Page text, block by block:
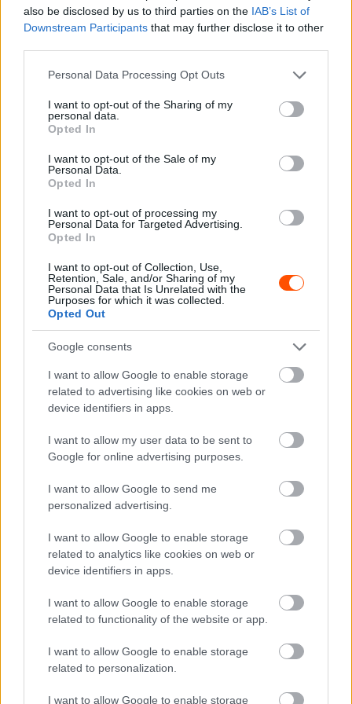
also be disclosed by us to third parties on the IAB’s List of
Downstream Participants that may further disclose it to other
Please note that this website/app uses one or more Google
not limited to your visit or usage behaviour. You may click to
grant or deny consent to Google and its third-party tags to
use your data for below specified purposes in below Google
consent section.
Personal Data Processing Opt Outs
I want to opt-out of the Sharing of my
personal data.
Opted In
I want to opt-out of the Sale of my
Personal Data.
Opted In
I want to opt-out of processing my
Personal Data for Targeted Advertising.
Opted In
I want to opt-out of Collection, Use,
Retention, Sale, and/or Sharing of my
Personal Data that Is Unrelated with the
Purposes for which it was collected.
Opted Out
Google consents
I want to allow Google to enable storage
related to advertising like cookies on web or
device identifiers in apps.
I want to allow my user data to be sent to
Google for online advertising purposes.
I want to allow Google to send me
personalized advertising.
I want to allow Google to enable storage
related to analytics like cookies on web or
device identifiers in apps.
I want to allow Google to enable storage
related to functionality of the website or app.
I want to allow Google to enable storage
related to personalization.
I want to allow Google to enable storage
Mika Häkkinen csupán a kilencedik helyet szerezte meg
Gerhard Berger mögött, de a McLaren csapatfőnöke, Ron
Dennis így is bravúrosnak tartotta az eredményt, miután
egy baleset miatt a tartalékautóba kényszerült. „Nehéz
idejét – mondta. – Ennek nem volt meg az optimális
beállítása és egyensúlya, amit az [eredeti]
versenyautóval elértünk. Ennek eredményeképpen
elvesztettük az esélyt, hogy sokkal jobb helyet érjünk el a
Hill csúnyán elrontotta a rajtot, így Villeneuve került az
élre, ám azt nem mondhatni, hogy magabiztosan fordult
el az élen. Coulthard ugyanis zseniálisan kapta el a piros
lámpák kialvásának pillanatát, így az első kanyarban a
kanadai pilóta mellett találta magát, de a külső ívre
szorult. Hillt Schumacher és Barrichello is megelőzte, a
Villeneuve kifejezetten örülhetett Coulthard
mezőnytől, miután a McLaren az egyenesekben gyors
volt, de a kanyarokban esélye sem volt a Williamsek ellen.
Így viszont a mögötte lévőket sokáig feltartotta. Hill
hamarosan kiszállt a bolyból, miután az autója nem
találtak semmilyen hibára utaló jelet.
Coulthardot és Barrichellót, így üldözőbe vehette
Villeneuve-öt. A német pilóta hihetetlen tempót diktált, és
15 körrel a vége előtt utolérte riválisát. A Williams
összességében gyorsabb volt a Ferrarinál, de
Schumacher később fékezett, így tudta tartani a tempót.